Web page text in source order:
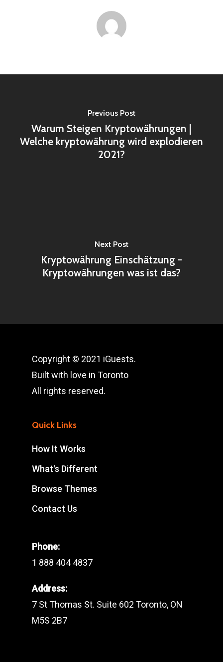
Previous Post
Warum Steigen Kryptowährungen |
Welche kryptowährung wird explodieren
2021?
Next Post
Kryptowährung Einschätzung -
Kryptowährungen was ist das?
Copyright © 2021 iGuests.
Built with love in Toronto
All rights reserved.
Quick Links
How It Works
What's Different
Browse Themes
Contact Us
Phone:
1 888 404 4837
Address:
7 St Thomas St. Suite 602 Toronto, ON
M5S 2B7